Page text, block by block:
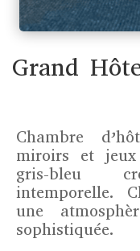
Grand
Chambre
miroirs et
gris-bleu
intemporelle.
une
sophistiquée.